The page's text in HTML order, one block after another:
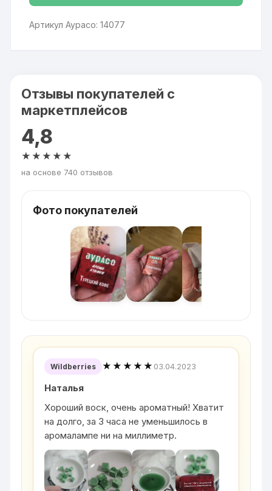
Артикул Аурасо: 14077
Отзывы покупателей с
маркетплейсов
4,8
★★★★★
на основе 740 отзывов
Фото покупателей
Wildberries ★★★★★ 03.04.2023
Наталья
Хороший воск, очень ароматный! Хватит
на долго, за 3 часа не уменьшилось в
аромалампе ни на миллиметр.